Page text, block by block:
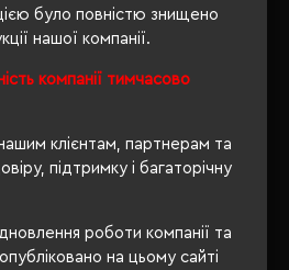
було повністю знищено
нашої компанії.
компанії тимчасово
клієнтам, партнерам та
підтримку і багаторічну
роботи компанії та
на цьому сайті